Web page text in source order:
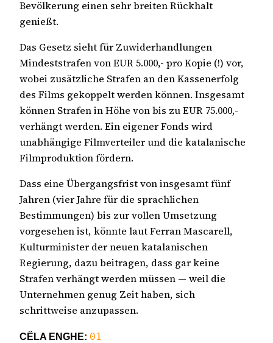
Bevölkerung einen sehr breiten Rückhalt
genießt.
Das Gesetz sieht für Zuwiderhandlungen
Mindeststrafen von EUR 5.000,- pro Kopie (!) vor,
wobei zusätzliche Strafen an den Kassenerfolg
des Films gekoppelt werden können. Insgesamt
können Strafen in Höhe von bis zu EUR 75.000,-
verhängt werden. Ein eigener Fonds wird
unabhängige Filmverteiler und die katalanische
Filmproduktion fördern.
Dass eine Übergangsfrist von insgesamt fünf
Jahren (vier Jahre für die sprachlichen
Bestimmungen) bis zur vollen Umsetzung
vorgesehen ist, könnte laut Ferran Mascarell,
Kulturminister der neuen katalanischen
Regierung, dazu beitragen, dass gar keine
Strafen verhängt werden müssen — weil die
Unternehmen genug Zeit haben, sich
schrittweise anzupassen.
CËLA ENGHE: 01